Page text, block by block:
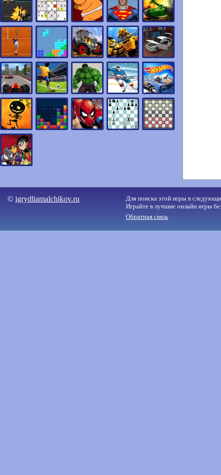
© igrydliamalchikov.ru
Для поиска этой игры в
Играйте в лучшие онлайн игры
Обратная связь